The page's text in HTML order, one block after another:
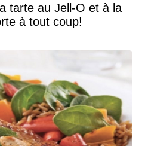
tarte au Jell-O et à la
à tout coup!